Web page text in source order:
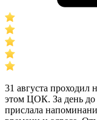
31 августа проходил
этом ЦОК. За день до
прислала